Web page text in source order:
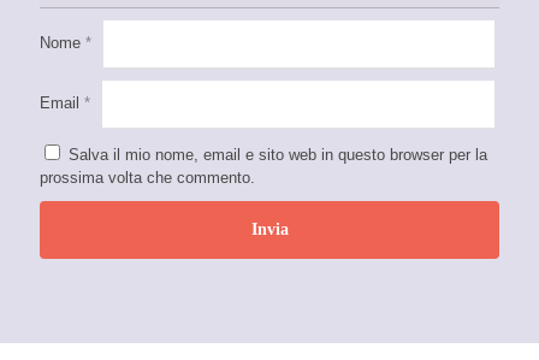
Nome *
Email *
Salva il mio nome, email e sito web in questo browser per la
prossima volta che commento.